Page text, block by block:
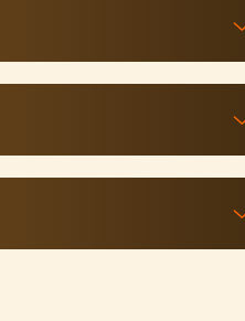
confidently kurti तैयार